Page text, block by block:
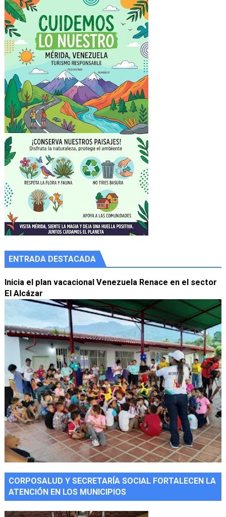
ENTRADA DESTACADA
Inicia el plan vacacional Venezuela Renace en el sector
El Alcázar
CORPOSALUD Y SECRETARÍA SOCIAL FORTALECEN LA
ATENCIÓN EN LOS MUNICIPIOS